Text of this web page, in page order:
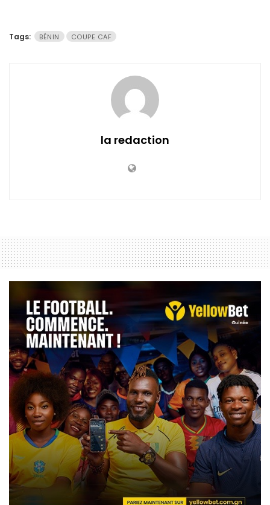
Tags: BÉNIN COUPE CAF
la redaction